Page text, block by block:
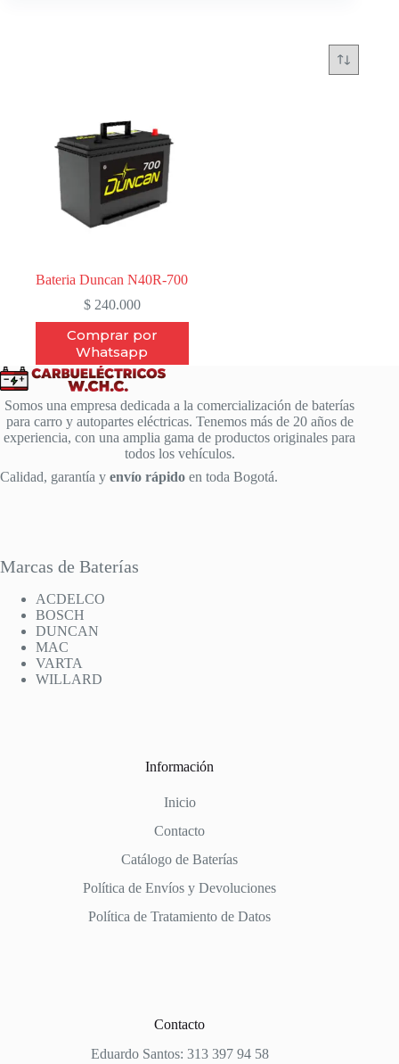
Bateria Duncan N40R-700
$240.000
Comprar por
Whatsapp
Somos una empresa dedicada a la comercialización de baterías
para carro y autopartes eléctricas. Tenemos más de 20 años de
experiencia, con una amplia gama de productos originales para
todos los vehículos.
Calidad, garantía y envío rápido en toda Bogotá.
Marcas de Baterías
ACDELCO
BOSCH
DUNCAN
MAC
VARTA
WILLARD
Información
Inicio
Contacto
Catálogo de Baterías
Política de Envíos y Devoluciones
Política de Tratamiento de Datos
Contacto
Eduardo Santos: 313 397 94 58